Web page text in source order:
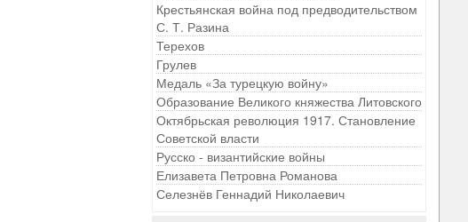
Крестьянская война под предводительством
С. Т. Разина
Терехов
Грулев
Медаль «За турецкую войну»
Образование Великого княжества Литовского
Октябрьская революция 1917. Становление
Советской власти
Русско - византийские войны
Елизавета Петровна Романова
Селезнёв Геннадий Николаевич